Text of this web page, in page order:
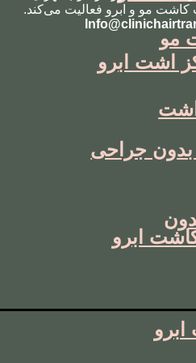
مو
اشت
اشت ابرو
جراحی
ابرو
کاشت مو و ابرو فعالیت می‌کند.